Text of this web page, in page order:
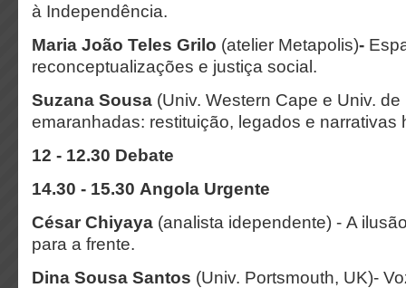
à Independência.
Maria João Teles Grilo (atelier Metapolis)-
reconceptualizações e justiça social.
Suzana Sousa (Univ. Western Cape e Univ.
emaranhadas: restituição, legados e narrativas
12 - 12.30 Debate
14.30 - 15.30 Angola Urgente
César Chiyaya (analista idependente) - A
para a frente.
Dina Sousa Santos (Univ. Portsmouth, UK)-